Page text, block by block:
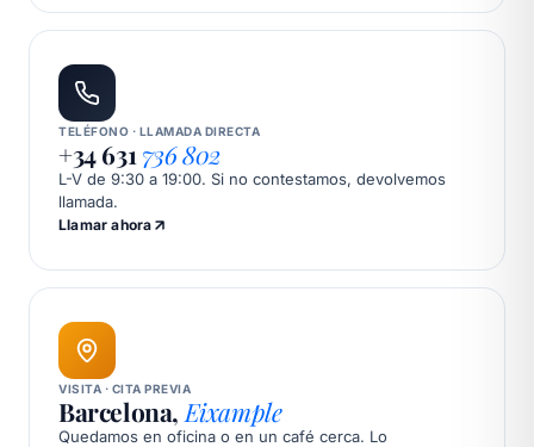
TELÉFONO · LLAMADA DIRECTA
+34 631 736 802
L-V de 9:30 a 19:00. Si no contestamos, devolvemos
llamada.
Llamar ahora
VISITA · CITA PREVIA
Barcelona, Eixample
Quedamos en oficina o en un café cerca. Lo